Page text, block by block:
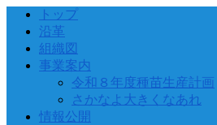
トップ
沿革
組織図
事業案内
令和８年度種苗生産計画
さかなよ大きくなあれ
情報公開